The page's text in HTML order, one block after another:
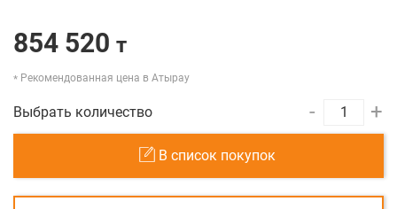
854 520 т
Рекомендованная цена в Атырау
Выбрать количество - +
В список покупок